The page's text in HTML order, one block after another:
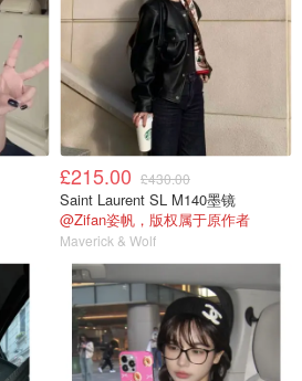
£215.00 £430.00
Saint Laurent SL M140墨镜
@Zifan姿帆，版权属于原作者
Maverick & Wolf